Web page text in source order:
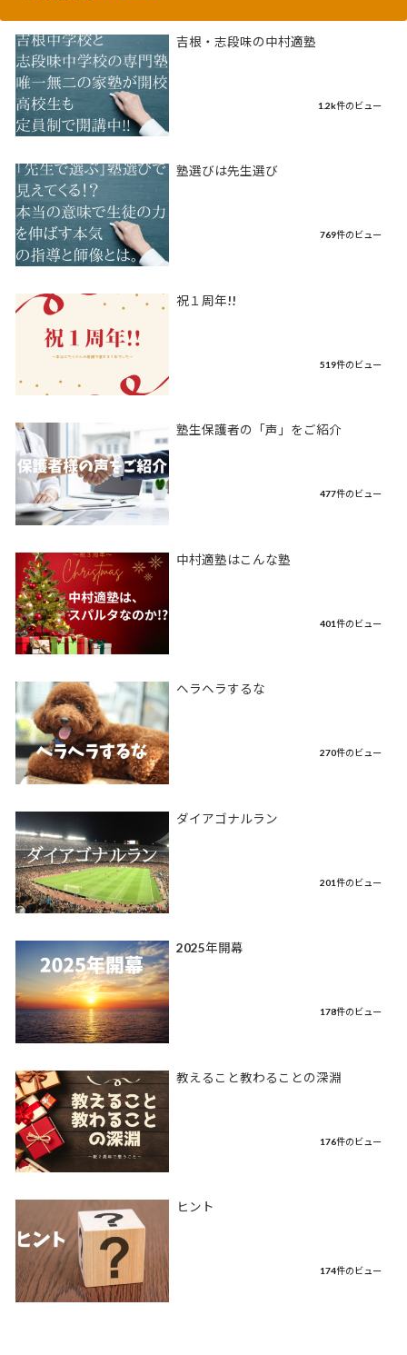
吉根・志段味の中村適塾
1.2k件のビュー
塾選びは先生選び
769件のビュー
祝１周年!!
519件のビュー
塾生保護者の「声」をご紹介
477件のビュー
中村適塾はこんな塾
401件のビュー
ヘラヘラするな
270件のビュー
ダイアゴナルラン
201件のビュー
2025年開幕
178件のビュー
教えること教わることの深淵
176件のビュー
ヒント
174件のビュー